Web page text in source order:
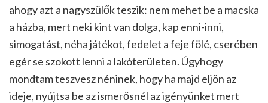
ahogy azt a nagyszülők teszik: nem mehet be a macska
a házba, mert neki kint van dolga, kap enni-inni,
simogatást, néha játékot, fedelet a feje fölé, cserében
egér se szokott lenni a lakóterületen. Úgyhogy
mondtam teszvesz néninek, hogy ha majd eljön az
ideje, nyújtsa be az ismerősnél az igényünket mert